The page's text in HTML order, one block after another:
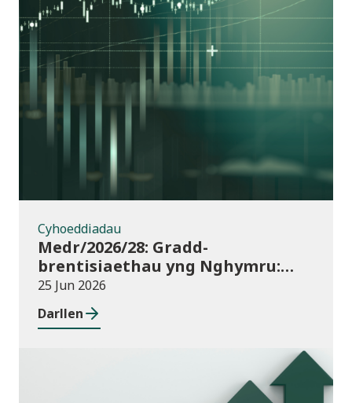
Cyhoeddiadau
Cyhoeddiadau
Medr/2026/28: Gradd-
brentisiaethau yng Nghymru:
dyraniadau cyllid ar gyfer
blwyddyn academaidd 2026/27
25 Jun 2026
Darllen